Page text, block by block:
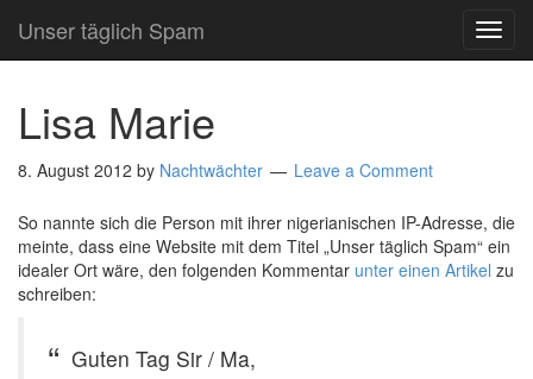
Unser täglich Spam
Lisa Marie
8. August 2012 by Nachtwächter Leave a Comment
So nannte sich die Person mit ihrer nigerianischen IP-Adresse, die
meinte, dass eine Website mit dem Titel „Unser täglich Spam“ ein
idealer Ort wäre, den folgenden Kommentar unter einen Artikel zu
schreiben:
Guten Tag Sir / Ma,